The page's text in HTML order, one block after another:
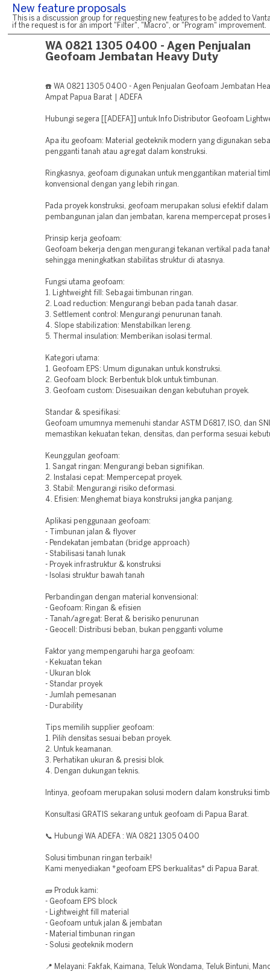
New feature proposals
This is a discussion group for requesting new features to be added to
if the request is for an import "Filter", "Macro", or "Program" improvement.
WA 0821 1305 0400 - Agen Penjualan
Geofoam Jembatan Heavy Duty
☎️ WA 0821 1305 0400 - Agen Penjualan Geofoam Jembatan
Ampat Papua Barat | ADEFA
Hubungi segera [[ADEFA]] untuk Info Distributor Geofoam
Apa itu geofoam: Material geoteknik modern yang digunakan
pengganti tanah atau agregat dalam konstruksi.
Ringkasnya, geofoam digunakan untuk menggantikan material
konvensional dengan yang lebih ringan.
Pada proyek konstruksi, geofoam merupakan solusi efektif dalam
pembangunan jalan dan jembatan, karena mempercepat proses
Prinsip kerja geofoam:
Geofoam bekerja dengan mengurangi tekanan vertikal pada
sehingga meningkatkan stabilitas struktur di atasnya.
Fungsi utama geofoam:
1. Lightweight fill: Sebagai timbunan ringan.
2. Load reduction: Mengurangi beban pada tanah dasar.
3. Settlement control: Mengurangi penurunan tanah.
4. Slope stabilization: Menstabilkan lereng.
5. Thermal insulation: Memberikan isolasi termal.
Kategori utama:
1. Geofoam EPS: Umum digunakan untuk konstruksi.
2. Geofoam block: Berbentuk blok untuk timbunan.
3. Geofoam custom: Disesuaikan dengan kebutuhan proyek.
Standar & spesifikasi:
Geofoam umumnya memenuhi standar ASTM D6817, ISO, dan
memastikan kekuatan tekan, densitas, dan performa sesuai
Keunggulan geofoam:
1. Sangat ringan: Mengurangi beban signifikan.
2. Instalasi cepat: Mempercepat proyek.
3. Stabil: Mengurangi risiko deformasi.
4. Efisien: Menghemat biaya konstruksi jangka panjang.
Aplikasi penggunaan geofoam:
- Timbunan jalan & flyover
- Pendekatan jembatan (bridge approach)
- Stabilisasi tanah lunak
- Proyek infrastruktur & konstruksi
- Isolasi struktur bawah tanah
Perbandingan dengan material konvensional:
- Geofoam: Ringan & efisien
- Tanah/agregat: Berat & berisiko penurunan
- Geocell: Distribusi beban, bukan pengganti volume
Faktor yang mempengaruhi harga geofoam:
- Kekuatan tekan
- Ukuran blok
- Standar proyek
- Jumlah pemesanan
- Durability
Tips memilih supplier geofoam:
1. Pilih densitas sesuai beban proyek.
2. Untuk keamanan.
3. Perhatikan ukuran & presisi blok.
4. Dengan dukungan teknis.
Intinya, geofoam merupakan solusi modern dalam konstruksi
Konsultasi GRATIS sekarang untuk geofoam di Papua Barat.
📞 Hubungi WA ADEFA : WA 0821 1305 0400
Solusi timbunan ringan terbaik!
Kami menyediakan *geofoam EPS berkualitas* di Papua Barat.
🧱 Produk kami:
- Geofoam EPS block
- Lightweight fill material
- Geofoam untuk jalan & jembatan
- Material timbunan ringan
- Solusi geoteknik modern
📍 Melayani: Fakfak, Kaimana, Teluk Wondama, Teluk Bintuni,